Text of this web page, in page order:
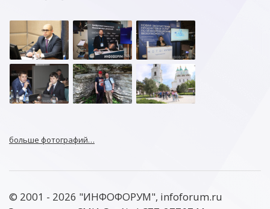
больше фотографий…
© 2001 - 2026 "ИНФОФОРУМ", infoforum.ru